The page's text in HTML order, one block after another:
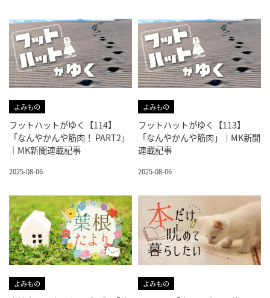
よみもの
フットハットがゆく【114】
「なんやかんや筋肉！ PART2」
｜MK新聞連載記事
2025-08-06
よみもの
フットハットがゆく【113】
「なんやかんや筋肉」｜MK新聞
連載記事
2025-08-06
よみもの よみもの